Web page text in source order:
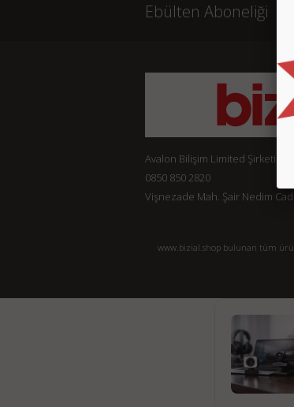
Ebülten Aboneliği
Avalon Bilişim Limited Şirketi
0850 850 2820
Vişnezade Mah. Şair Nedim
www.bizial.shop bulunan tüm